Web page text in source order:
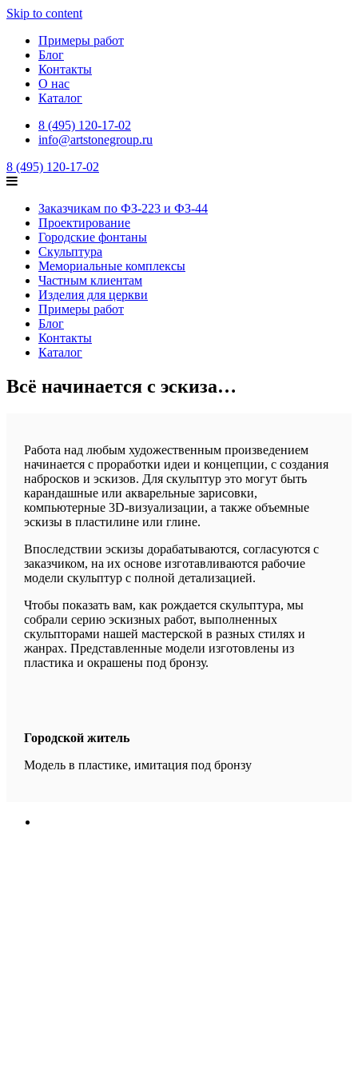
Skip to content
Примеры работ
Блог
Контакты
О нас
Каталог
8 (495) 120-17-02
info@artstonegroup.ru
8 (495) 120-17-02
Заказчикам по ФЗ-223 и ФЗ-44
Проектирование
Городские фонтаны
Скульптура
Мемориальные комплексы
Частным клиентам
Изделия для церкви
Примеры работ
Блог
Контакты
Каталог
Всё начинается с эскиза…
Работа над любым художественным произведением
начинается с проработки идеи и концепции, с создания
набросков и эскизов. Для скульптур это могут быть
карандашные или акварельные зарисовки,
компьютерные 3D-визуализации, а также объемные
эскизы в пластилине или глине.
Впоследствии эскизы дорабатываются, согласуются с
заказчиком, на их основе изготавливаются рабочие
модели скульптур с полной детализацией.
Чтобы показать вам, как рождается скульптура, мы
собрали серию эскизных работ, выполненных
скульпторами нашей мастерской в разных стилях и
жанрах. Представленные модели изготовлены из
пластика и окрашены под бронзу.
Городской житель
Модель в пластике, имитация под бронзу